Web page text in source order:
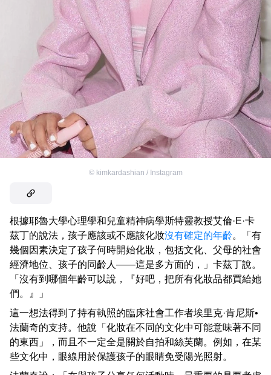
© kimkardashian / Instagram
根據耶魯大學心理學和兒童精神病學斯特靈教授艾倫·E·卡
茲丁的說法，孩子應該或不應該化妝沒有確定的年齡。「有
幾個因素決定了孩子何時開始化妝，包括文化、父母的社會
經濟地位、孩子的同齡人——這是多方面的，」卡茲丁說。
「沒有到哪個年齡可以說，『好吧，把所有化妝品都買給她
們。』」
這一想法得到了持有執照的臨床社會工作者埃里克·肯尼斯•
法蘭奇的支持。他說「化妝在不同的文化中可能意味著不同
的東西」，而且不一定全是關於自拍和絲芙蘭。例如，在某
些文化中，眼線用於保護孩子的眼睛免受陽光照射。